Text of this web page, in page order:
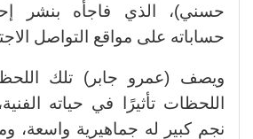
حسني)، الذي فاجأه بنشر
حساباته على مواقع التواصل
ويصف (عمرو جابر) تلك
اللحظات تأثيرًا في حياته
نجم كبير له جماهيرية واسعة،